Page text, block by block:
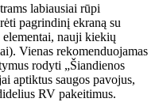
labiausiai rūpi
pagrindinį ekraną su
nauji kiekių
Vienas rekomenduojamas
rodyti „Šiandienos
aptiktus saugos pavojus,
RV pakeitimus.